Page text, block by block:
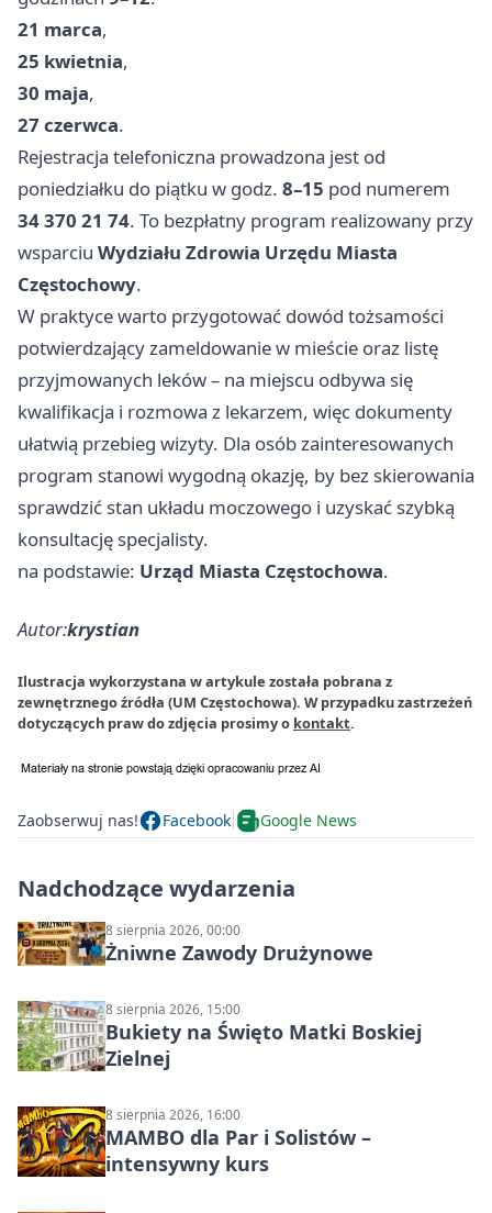
21 marca,
25 kwietnia,
30 maja,
27 czerwca.
Rejestracja telefoniczna prowadzona jest od
poniedziałku do piątku w godz. 8–15 pod numerem
34 370 21 74. To bezpłatny program realizowany przy
wsparciu Wydziału Zdrowia Urzędu Miasta
Częstochowy.
W praktyce warto przygotować dowód tożsamości
potwierdzający zameldowanie w mieście oraz listę
przyjmowanych leków – na miejscu odbywa się
kwalifikacja i rozmowa z lekarzem, więc dokumenty
ułatwią przebieg wizyty. Dla osób zainteresowanych
program stanowi wygodną okazję, by bez skierowania
sprawdzić stan układu moczowego i uzyskać szybką
konsultację specjalisty.
na podstawie: Urząd Miasta Częstochowa.
Autor:krystian
Ilustracja wykorzystana w artykule została pobrana z
zewnętrznego źródła (UM Częstochowa). W przypadku zastrzeżeń
dotyczących praw do zdjęcia prosimy o kontakt.
Zaobserwuj nas! Facebook Google News
Nadchodzące wydarzenia
8 sierpnia 2026, 00:00
Żniwne Zawody Drużynowe
8 sierpnia 2026, 15:00
Bukiety na Święto Matki Boskiej
Zielnej
8 sierpnia 2026, 16:00
MAMBO dla Par i Solistów –
intensywny kurs